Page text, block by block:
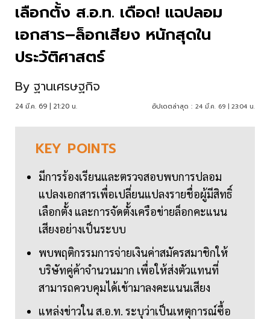
เลือกตั้ง ส.อ.ท. เดือด! แฉปลอม
เอกสาร–ล็อกเสียง หนักสุดใน
ประวัติศาสตร์
By ฐานเศรษฐกิจ
24 มี.ค. 69 | 21:20 น. อัปเดตล่าสุด : 24 มี.ค. 69 | 23:04 น.
KEY POINTS
มีการร้องเรียนและตรวจสอบพบการปลอม
แปลงเอกสารเพื่อเปลี่ยนแปลงรายชื่อผู้มีสิทธิ์
เลือกตั้ง และการจัดตั้งเครือข่ายล็อกคะแนน
เสียงอย่างเป็นระบบ
พบพฤติกรรมการจ่ายเงินค่าสมัครสมาชิกให้
บริษัทคู่ค้าจำนวนมาก เพื่อให้ส่งตัวแทนที่
สามารถควบคุมได้เข้ามาลงคะแนนเสียง
แหล่งข่าวใน ส.อ.ท. ระบุว่าเป็นเหตุการณ์ซื้อ